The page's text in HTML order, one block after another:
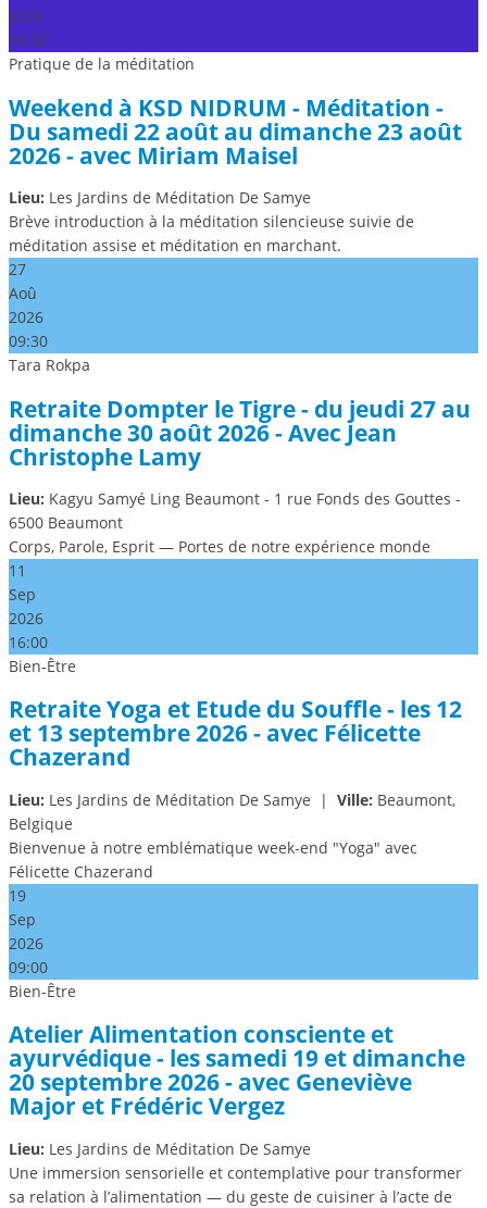
2026
10:30
Pratique de la méditation
Weekend à KSD NIDRUM - Méditation -
Du samedi 22 août au dimanche 23 août
2026 - avec Miriam Maisel
Lieu: Les Jardins de Méditation De Samye
Brève introduction à la méditation silencieuse suivie de
méditation assise et méditation en marchant.
27
Aoû
2026
09:30
Tara Rokpa
Retraite Dompter le Tigre - du jeudi 27 au
dimanche 30 août 2026 - Avec Jean
Christophe Lamy
Lieu: Kagyu Samyé Ling Beaumont - 1 rue Fonds des Gouttes -
6500 Beaumont
Corps, Parole, Esprit — Portes de notre expérience monde
11
Sep
2026
16:00
Bien-Être
Retraite Yoga et Etude du Souffle - les 12
et 13 septembre 2026 - avec Félicette
Chazerand
Lieu: Les Jardins de Méditation De Samye | Ville: Beaumont,
Belgique
Bienvenue à notre emblématique week-end "Yoga" avec
Félicette Chazerand
19
Sep
2026
09:00
Bien-Être
Atelier Alimentation consciente et
ayurvédique - les samedi 19 et dimanche
20 septembre 2026 - avec Geneviève
Major et Frédéric Vergez
Lieu: Les Jardins de Méditation De Samye
Une immersion sensorielle et contemplative pour transformer
sa relation à l’alimentation — du geste de cuisiner à l’acte de